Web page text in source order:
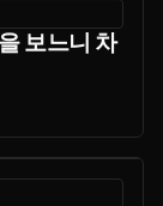
보느니 차